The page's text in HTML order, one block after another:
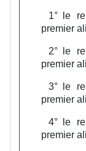
1° le
premier
2° le
premier
3° le
premier
4° le
premier